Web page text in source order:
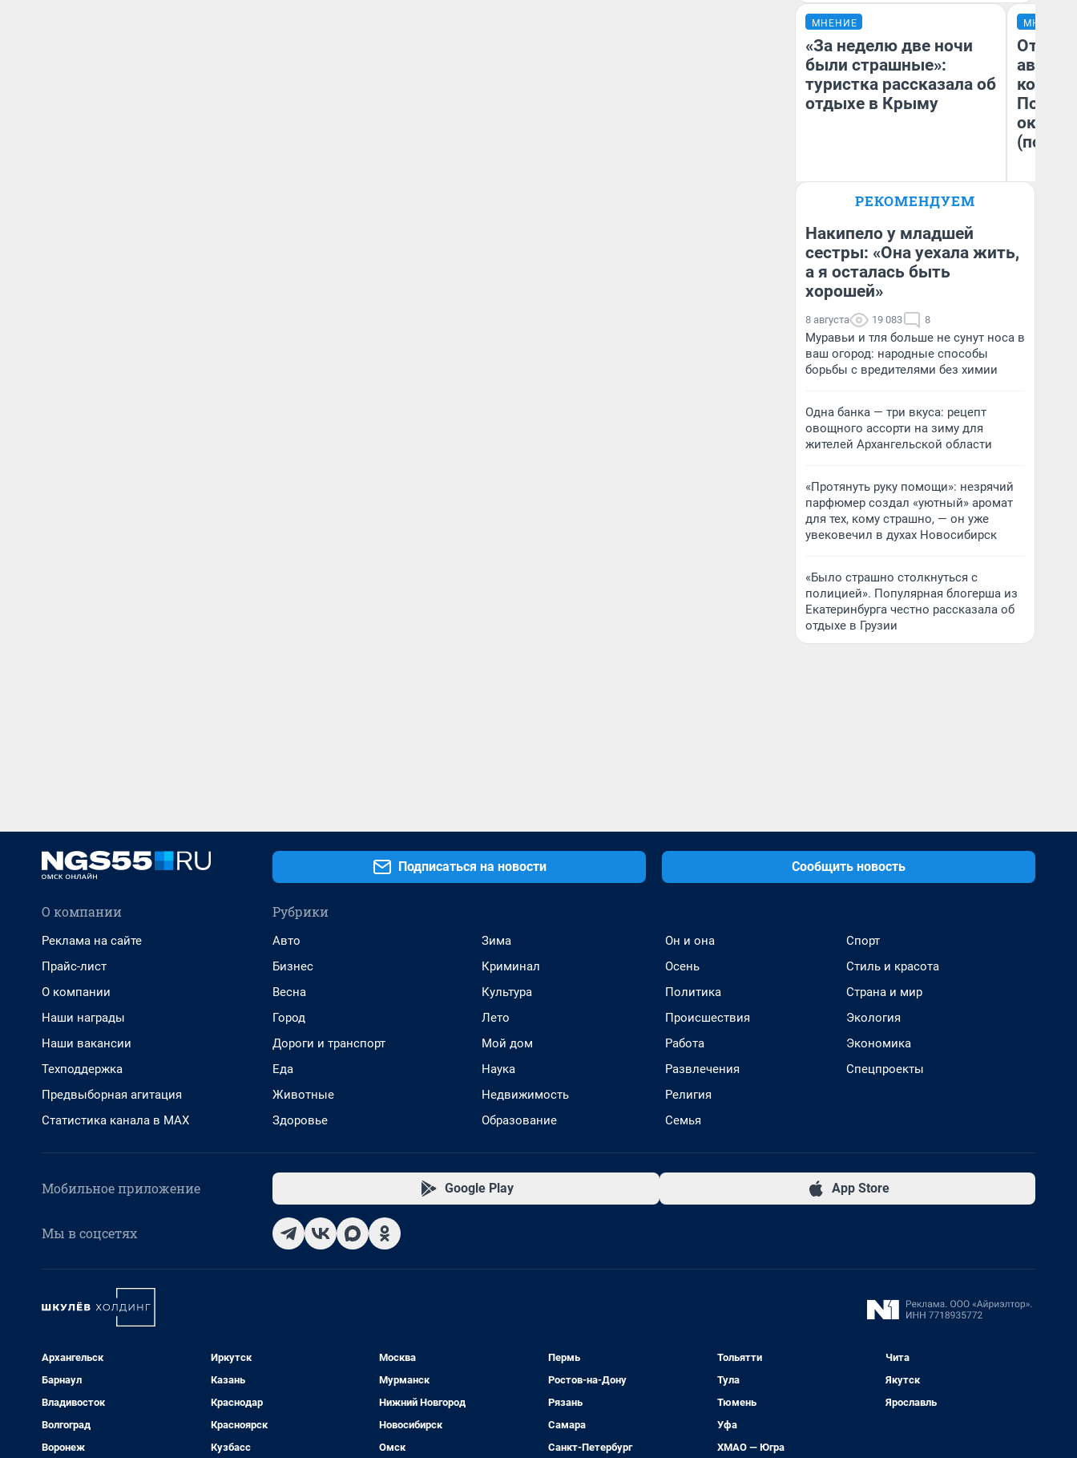
МНЕНИЕ
«За неделю две ночи
были страшные»:
туристка рассказала об
отдыхе в Крыму
Александра Исмайлова
редактора 63.RU
МНЕНИЕ
От
(почти
РЕКОМЕНДУЕМ
Накипело у младшей
сестры: «Она уехала жить,
а я осталась быть
хорошей»
8 августа 19 083 8
Муравьи и тля больше не сунут носа в
ваш огород: народные способы
борьбы с вредителями без химии
Одна банка — три вкуса: рецепт
овощного ассорти на зиму для
жителей Архангельской области
«Протянуть руку помощи»: незрячий
парфюмер создал «уютный» аромат
для тех, кому страшно, — он уже
увековечил в духах Новосибирск
«Было страшно столкнуться с
полицией». Популярная блогерша из
Екатеринбурга честно рассказала об
отдыхе в Грузии
Подписаться на новости Сообщить новость
О компании
Реклама на сайте
Прайс-лист
О компании
Наши награды
Наши вакансии
Техподдержка
Предвыборная агитация
Статистика канала в MAX
Рубрики
Авто
Бизнес
Весна
Город
Дороги и транспорт
Еда
Животные
Здоровье
Зима
Криминал
Культура
Лето
Мой дом
Наука
Недвижимость
Образование
Он и она
Осень
Политика
Происшествия
Работа
Развлечения
Религия
Семья
Спорт
Стиль и красота
Страна и мир
Экология
Экономика
Спецпроекты
Мобильное приложение Google Play App Store
Мы в соцсетях
Архангельск
Барнаул
Владивосток
Волгоград
Воронеж
Иркутск
Казань
Краснодар
Красноярск
Кузбасс
Москва
Мурманск
Нижний Новгород
Новосибирск
Омск
Пермь
Ростов-на-Дону
Рязань
Самара
Санкт-Петербург
Тольятти
Тула
Тюмень
Уфа
ХМАО — Югра
Чита
Якутск
Ярославль